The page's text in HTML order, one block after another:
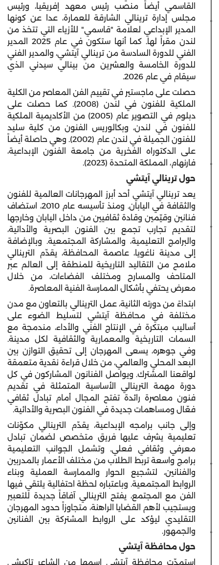
القاسمي أيضاً منصب رئيس معهد إفريقيا، ورئيس
مجلس إدارة ترينالي الشارقة للعمارة، عدا عن كونها
المدير الإبداعي لعلامة "قاسمي" للأزياء التي تتخذ من
لندن مقراً لها. كما أنها ستكون في عام 2025 المدير
الفني للدورة السادسة من ترينالي آيتشي، والمدير الفني
للدورة الخامسة والعشرين من بينالي سيدني الذي
سيقام في عام 2026.
حصلت على ماجستير في تقييم الفن المعاصر من الكلية
الملكية للفنون في لندن (2008). كما حصلت على
دبلوم في التصوير عام (2005) من الأكاديمية الملكية
للفنون في لندن، وبكالوريس الفنون من كلية سليد
للفنون الجميلة في لندن عام (2002). وهي حاصلة أيضاً
على الدكتوراه الفخرية من جامعة الفنون الإبداعية،
فارنهام، المملكة المتحدة (2023).
حول ترينالي آيتشي
يعد ترينالي آيتشي أحد أبرز المهرجانات العالمية للفنون
والثقافة في اليابان. ومنذ تأسيسه عام 2010، استضاف
فنانين وقيّمين وقادة ثقافيين من داخل اليابان وخارجها
لتقديم تجارب تجمع بين الفنون البصرية والأدائية،
والبرامج التعليمية، والمشاركة المجتمعية. وبالإضافة
إلى مدينة ناغويا، عاصمة المحافظة، يقدّم الترينالي
ملامح من التقاليد التاريخية للمنطقة إلى العالم عبر
المتاحف والمسارح ومختلف الفضاءات، من خلال
معرض يحتفي بأشكال الممارسة الفنية المعاصرة.
ابتداءً من دورته الثانية، عمل الترينالي بالتعاون مع مدن
مختلفة في محافظة آيتشي لتسليط الضوء على
أساليب مبتكرة في الإنتاج الفني والأداء، مندمجة مع
السمات التاريخية والمعمارية والثقافية لكل مدينة.
وفي جوهره، يسعى المهرجان إلى تحقيق التوازن بين
البعد المحلي والعالمي، من خلال قراءة نقدية متعمقة
لواقعنا المشترك. ويواصل الفنانون المشاركون في كل
دورة مهمة الترينالي الأساسية المتمثلة في تقديم
فنون معاصرة رائدة تفتح المجال أمام تبادل ثقافي
فعّال ومساهمات جديدة في الفنون البصرية والأدائية.
وإلى جانب برامجه الإبداعية، يقدّم الترينالي مكوّنات
تعليمية يشرف عليها فريق متخصص لضمان تبادل
معرفي وثقافي فعلي. وتشمل الجوانب التعليمية
برامج واسعة تربط الطلاب من مختلف الأعمار بالمدربين
والفنانين، لتشجيع الحوار والممارسة العملية وبناء
الروابط المجتمعية. وباعتباره لحظة احتفالية يلتقي فيها
الفن مع المجتمع، يفتح الترينالي آفاقاً جديدة للتعبير
ويستجيب لأهم القضايا الراهنة، متجاوزاً حدود المهرجان
التقليدي ليؤكد على الروابط المشتركة بين الفنانين
والجمهور.
حول محافظة آيتشي
استمدّت محافظة آيتشي اسمها من الشاعر تاكيشي